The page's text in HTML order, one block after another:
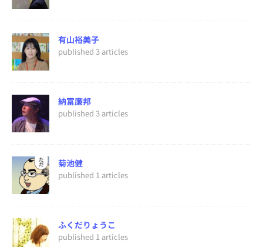
有山裕美子
published 3 articles
納富廉邦
published 3 articles
菊池健
published 1 articles
ふくだりょうこ
published 1 articles